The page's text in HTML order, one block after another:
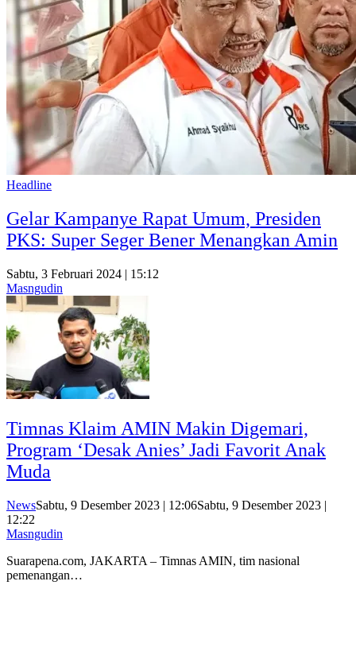
Headline
Gelar Kampanye Rapat Umum, Presiden
PKS: Super Seger Bener Menangkan Amin
Sabtu, 3 Februari 2024 | 15:12
Masngudin
Timnas Klaim AMIN Makin Digemari,
Program ‘Desak Anies’ Jadi Favorit Anak
Muda
NewsSabtu, 9 Desember 2023 | 12:06Sabtu, 9 Desember 2023 |
12:22
Masngudin
Suarapena.com, JAKARTA – Timnas AMIN, tim nasional
pemenangan…